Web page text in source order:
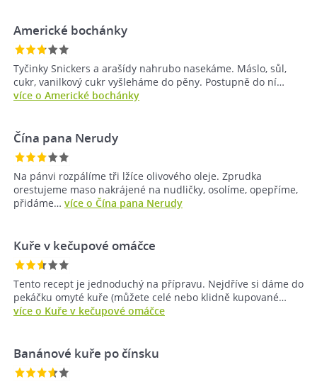
Americké bochánky
Tyčinky Snickers a arašídy nahrubo nasekáme. Máslo, sůl,
cukr, vanilkový cukr vyšleháme do pěny. Postupně do ní…
více o Americké bochánky
Čína pana Nerudy
Na pánvi rozpálíme tři lžíce olivového oleje. Zprudka
orestujeme maso nakrájené na nudličky, osolíme, opepříme,
přidáme… více o Čína pana Nerudy
Kuře v kečupové omáčce
Tento recept je jednoduchý na přípravu. Nejdříve si dáme do
pekáčku omyté kuře (můžete celé nebo klidně kupované…
více o Kuře v kečupové omáčce
Banánové kuře po čínsku